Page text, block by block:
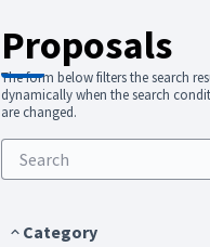
Proposals
The form below filters the search
dynamically when the search
are changed.
Category